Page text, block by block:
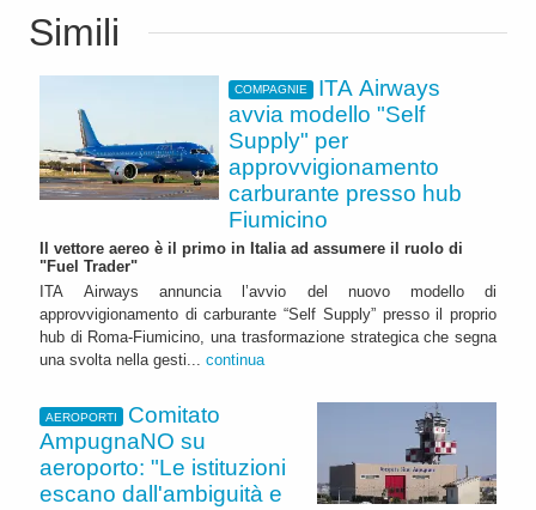
Simili
COMPAGNIE
ITA Airways
avvia modello "Self
Supply" per
approvvigionamento
carburante presso hub
Fiumicino
Il vettore aereo è il primo in Italia ad assumere il ruolo di
"Fuel Trader"
ITA Airways annuncia l’avvio del nuovo modello di
approvvigionamento di carburante “Self Supply” presso il proprio
hub di Roma-Fiumicino, una trasformazione strategica che segna
una svolta nella gesti... continua
AEROPORTI
Comitato
AmpugnaNO su
aeroporto: "Le istituzioni
escano dall'ambiguità e